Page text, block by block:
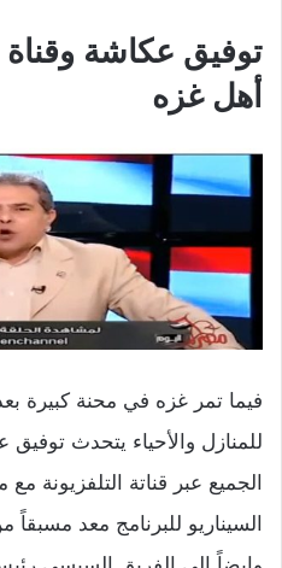
توفيق عكاشة
أهل غزه
فيما تمر غزه في محنة كبيرة
للمنازل والأحياء يتحدث
الجميع عبر قناتة التلفزيونة مع
السيناريو للبرنامج معد مسبقاً